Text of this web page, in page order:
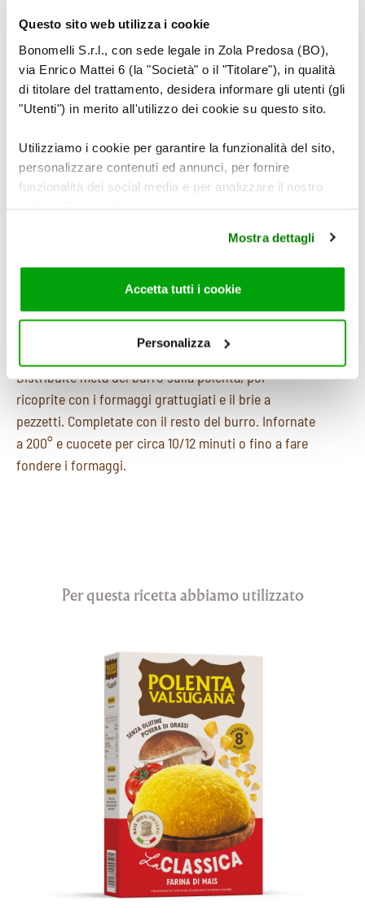
Questo sito web utilizza i cookie
Bonomelli S.r.l., con sede legale in Zola Predosa (BO),
via Enrico Mattei 6 (la "Società" o il "Titolare"), in qualità
di titolare del trattamento, desidera informare gli utenti (gli
"Utenti") in merito all'utilizzo dei cookie su questo sito.
Utilizziamo i cookie per garantire la funzionalità del sito,
personalizzare contenuti ed annunci, per fornire
funzionalità dei social media e per analizzare il nostro
di analisi dei dati web, pubblicità e social media, i quali
potrebbero combinarle con altre informazioni che ha
fornito loro o che hanno raccolto dal suo utilizzo dei loro
cookie consultare la cookie policy. Se clicchi sulla “X” per
chiudere il banner, non verranno installati cookie sul tuo
dispositivo ad eccezione di quelli necessari ai fini del
corretto funzionamento del sito.
Mostra dettagli
Accetta tutti i cookie
Personalizza
Per questa ricetta abbiamo utilizzato
Ponete gli gnocchi leggermente sovrapposti in una
teglia da forno unta.
6
7
Distribuite metà del burro sulla polenta, poi
ricoprite con i formaggi grattugiati e il brie a
pezzetti. Completate con il resto del burro. Infornate
a 200° e cuocete per circa 10/12 minuti o fino a fare
fondere i formaggi.